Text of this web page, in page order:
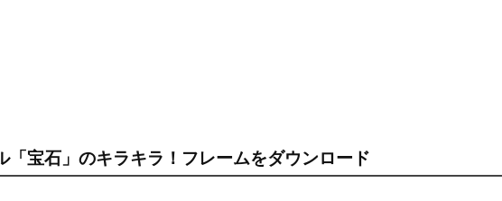
「宝石」のキラキラ！フレームをダウンロード